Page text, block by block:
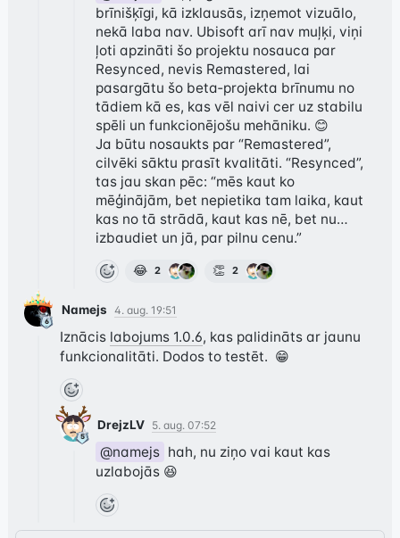
brīnišķīgi, kā izklausās, izņemot vizuālo,
nekā laba nav. Ubisoft arī nav muļķi, viņi
ļoti apzināti šo projektu nosauca par
Resynced, nevis Remastered, lai
pasargātu šo beta‑projekta brīnumu no
tādiem kā es, kas vēl naivi cer uz stabilu
spēli un funkcionējošu mehāniku. 😊
Ja būtu nosaukts par “Remastered”,
cilvēki sāktu prasīt kvalitāti. “Resynced”,
tas jau skan pēc: “mēs kaut ko
mēģinājām, bet nepietika tam laika, kaut
kas no tā strādā, kaut kas nē, bet nu…
izbaudiet un jā, par pilnu cenu.”
😂 2 👏 2
Namejs 4. aug. 19:51
Iznācis labojums 1.0.6, kas palidināts ar jaunu
funkcionalitāti. Dodos to testēt.  😁
DrejzLV 5. aug. 07:52
@namejs hah, nu ziņo vai kaut kas
uzlabojās 😆